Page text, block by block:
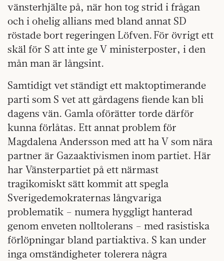
vänsterhjälte på, när hon tog strid i frågan
och i ohelig allians med bland annat SD
röstade bort regeringen Löfven. För övrigt ett
skäl för S att inte ge V ministerposter, i den
mån man är långsint.
Samtidigt vet ständigt ett maktoptimerande
parti som S vet att gårdagens fiende kan bli
dagens vän. Gamla oförätter torde därför
kunna förlåtas. Ett annat problem för
Magdalena Andersson med att ha V som nära
partner är Gazaaktivismen inom partiet. Här
har Vänsterpartiet på ett närmast
tragikomiskt sätt kommit att spegla
Sverigedemokraternas långvariga
problematik – numera hyggligt hanterad
genom enveten nolltolerans – med rasistiska
förlöpningar bland partiaktiva. S kan under
inga omständigheter tolerera några